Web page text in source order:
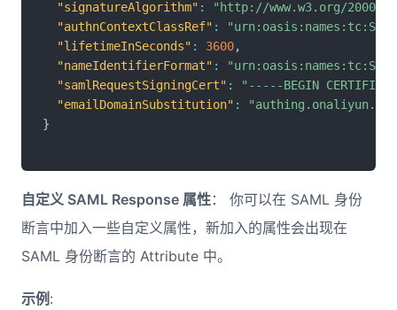
"signatureAlgorithm" :
"http://www.w3.org/2000/
"authnContextClassRef" :
"lifetimeInSeconds" : 3600,
"nameIdentifierFormat" :
"samlRequestSigningCert" :
"-----BEGIN
"emailDomainSubstitution" :
}
自定义 SAML Response 属性： 你可以在 SAML 身份
断言中加入一些自定义属性，新加入的属性会出现在
SAML 身份断言的 Attribute 中。
示例 :